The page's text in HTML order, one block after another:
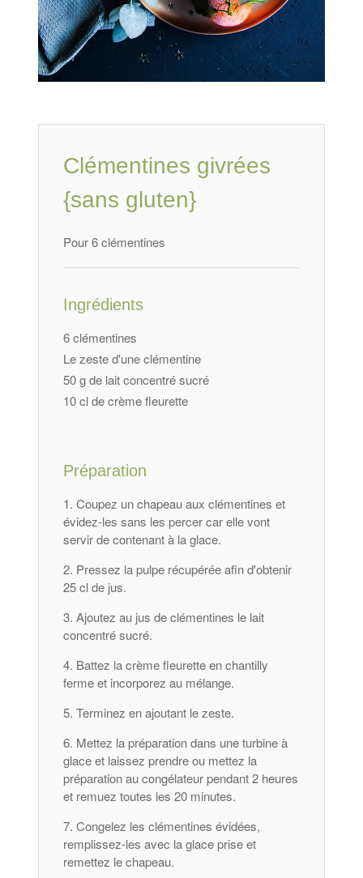
Clémentines givrées
{sans gluten}
Pour 6 clémentines
Ingrédients
6 clémentines
Le zeste d'une clémentine
50 g de lait concentré sucré
10 cl de crème fleurette
Préparation
Coupez un chapeau aux clémentines et
évidez-les sans les percer car elle vont
servir de contenant à la glace.
Pressez la pulpe récupérée afin d'obtenir
25 cl de jus.
Ajoutez au jus de clémentines le lait
concentré sucré.
Battez la crème fleurette en chantilly
ferme et incorporez au mélange.
Terminez en ajoutant le zeste.
Mettez la préparation dans une turbine à
glace et laissez prendre ou mettez la
préparation au congélateur pendant 2 heures
et remuez toutes les 20 minutes.
Congelez les clémentines évidées,
remplissez-les avec la glace prise et
remettez le chapeau.